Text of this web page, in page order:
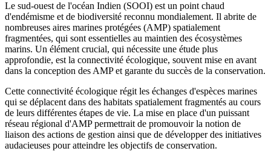
Le sud-ouest de l'océan Indien (SOOI) est un point chaud
d'endémisme et de biodiversité reconnu mondialement. Il abrite de
nombreuses aires marines protégées (AMP) spatialement
fragmentées, qui sont essentielles au maintien des écosystèmes
marins. Un élément crucial, qui nécessite une étude plus
approfondie, est la connectivité écologique, souvent mise en avant
dans la conception des AMP et garante du succès de la conservation.
Cette connectivité écologique régit les échanges d'espèces marines
qui se déplacent dans des habitats spatialement fragmentés au cours
de leurs différentes étapes de vie. La mise en place d'un puissant
réseau régional d'AMP permettrait de promouvoir la notion de
liaison des actions de gestion ainsi que de développer des initiatives
audacieuses pour atteindre les objectifs de conservation.